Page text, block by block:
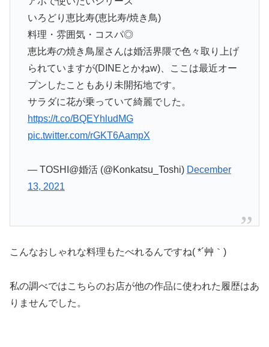
いろどり恵比寿(恵比寿/焼き鳥)
料理・雰囲気・コスパ◎
恵比寿の焼き鳥屋さんは婚活界隈で色々取り上げ
られていますが(DINEとかねw)、ここは最近オー
プンしたこともあり未開拓地です。
サラダに花が乗っていて綺麗でした。
https://t.co/BQEYhludMG
pic.twitter.com/rGKT6AampX
— TOSHI@婚活 (@Konkatsu_Toshi) December
13, 2021
こんなおしゃれな料理もたべれるんですね( *´艸｀)
私の調べではこちらのお店が他の作品に使われた履歴はあ
りませんでした。